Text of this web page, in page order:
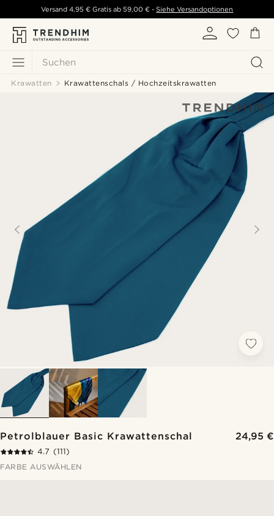
Suchen
Versand 4,95 € Gratis ab59,00 € - Siehe Versandoptionen
Krawatten Krawattenschals / Hochzeitskrawatten
Petrolblauer Basic Krawattenschal 24,95 €
4.7 (111)
FARBE AUSWÄHLEN